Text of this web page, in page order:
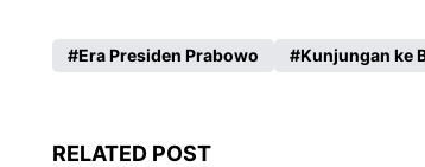
Era Presiden Prabowo Kunjungan ke
RELATED POST